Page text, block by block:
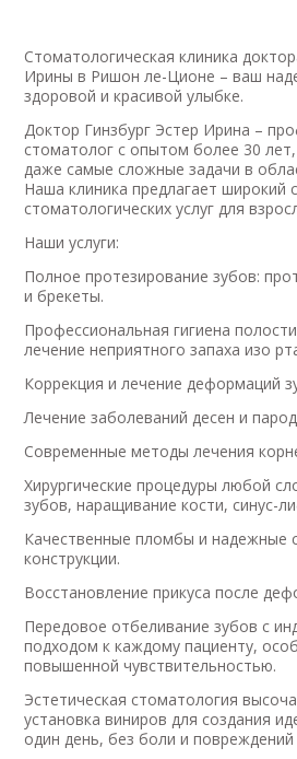
Стоматологическая клиника
Ирины в Ришон ле-Ционе – ваш
здоровой и красивой улыбке.
Доктор Гинзбург Эстер Ирина –
стоматолог с опытом более 30
даже самые сложные задачи в
Наша клиника предлагает широкий
стоматологических услуг для
Наши услуги:
Полное протезирование зубов:
и брекеты.
Профессиональная гигиена
лечение неприятного запаха изо
Коррекция и лечение деформаций
Лечение заболеваний десен и
Современные методы лечения
Хирургические процедуры любой
зубов, наращивание кости, синус-
Качественные пломбы и надежные
конструкции.
Восстановление прикуса после
Передовое отбеливание зубов с
подходом к каждому пациенту,
повышенной чувствительностью.
Эстетическая стоматология
установка виниров для создания
один день, без боли и повреждений